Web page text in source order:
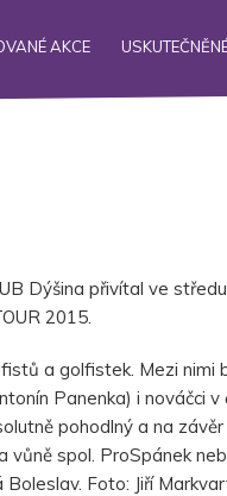
AKCE
Dýšina přivítal ve
2015.
a golfistek. Mezi nimi
Panenka) i nováčci
pohodlný a na
vůně spol. ProSpánek
Foto: Jiří